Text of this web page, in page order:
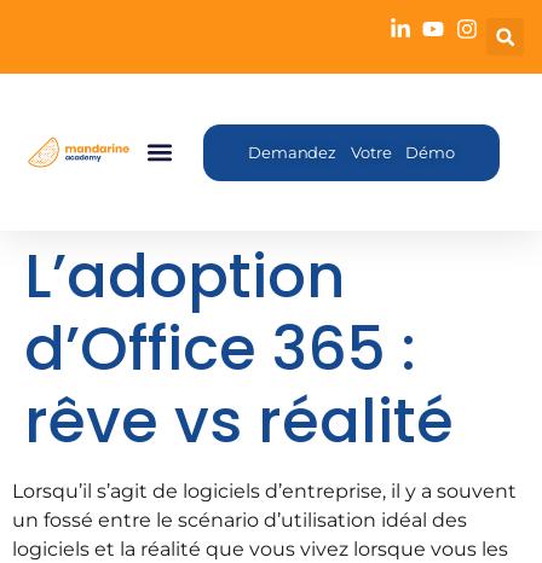
Demandez Votre Démo
L’adoption
d’Office 365 :
rêve vs réalité
Lorsqu’il s’agit de logiciels d’entreprise, il y a souvent
un fossé entre le scénario d’utilisation idéal des
logiciels et la réalité que vous vivez lorsque vous les